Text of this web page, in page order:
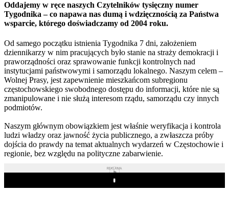
Oddajemy w ręce naszych Czytelników tysięczny numer
Tygodnika – co napawa nas dumą i wdzięcznością za Państwa
wsparcie, którego doświadczamy od 2004 roku.
Od samego początku istnienia Tygodnika 7 dni, założeniem
dziennikarzy w nim pracujących było stanie na straży demokracji i
praworządności oraz sprawowanie funkcji kontrolnych nad
instytucjami państwowymi i samorządu lokalnego. Naszym celem –
Wolnej Prasy, jest zapewnienie mieszkańcom subregionu
częstochowskiego swobodnego dostępu do informacji, które nie są
zmanipulowane i nie służą interesom rządu, samorządu czy innych
podmiotów.
Naszym głównym obowiązkiem jest właśnie weryfikacja i kontrola
ludzi władzy oraz jawność życia publicznego, a zwłaszcza próby
dojścia do prawdy na temat aktualnych wydarzeń w Częstochowie i
regionie, bez względu na polityczne zabarwienie.
REKLAMA
Play